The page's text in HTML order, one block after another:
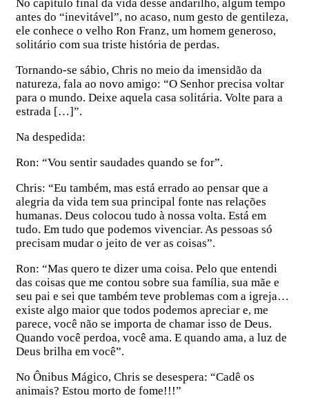
No capítulo final da vida desse andarilho, algum tempo
antes do “inevitável”, no acaso, num gesto de gentileza,
ele conhece o velho Ron Franz, um homem generoso,
solitário com sua triste história de perdas.
Tornando-se sábio, Chris no meio da imensidão da
natureza, fala ao novo amigo: “O Senhor precisa voltar
para o mundo. Deixe aquela casa solitária. Volte para a
estrada […]”.
Na despedida:
Ron: “Vou sentir saudades quando se for”.
Chris: “Eu também, mas está errado ao pensar que a
alegria da vida tem sua principal fonte nas relações
humanas. Deus colocou tudo à nossa volta. Está em
tudo. Em tudo que podemos vivenciar. As pessoas só
precisam mudar o jeito de ver as coisas”.
Ron: “Mas quero te dizer uma coisa. Pelo que entendi
das coisas que me contou sobre sua família, sua mãe e
seu pai e sei que também teve problemas com a igreja…
existe algo maior que todos podemos apreciar e, me
parece, você não se importa de chamar isso de Deus.
Quando você perdoa, você ama. E quando ama, a luz de
Deus brilha em você”.
No Ônibus Mágico, Chris se desespera: “Cadê os
animais? Estou morto de fome!!!”